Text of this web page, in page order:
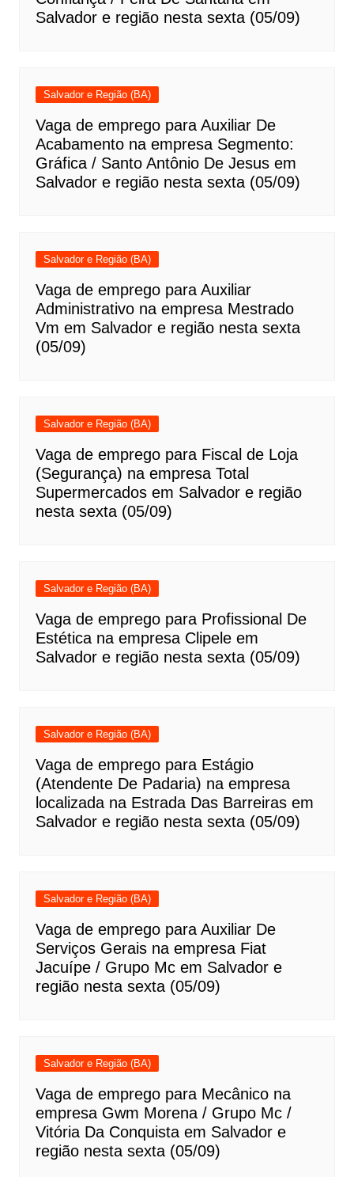
Salvador e região nesta sexta (05/09)
Salvador e Região (BA)
Vaga de emprego para Auxiliar De
Acabamento na empresa Segmento:
Gráfica / Santo Antônio De Jesus em
Salvador e região nesta sexta (05/09)
Salvador e Região (BA)
Vaga de emprego para Auxiliar
Administrativo na empresa Mestrado
Vm em Salvador e região nesta sexta
(05/09)
Salvador e Região (BA)
Vaga de emprego para Fiscal de Loja
(Segurança) na empresa Total
Supermercados em Salvador e região
nesta sexta (05/09)
Salvador e Região (BA)
Vaga de emprego para Profissional De
Estética na empresa Clipele em
Salvador e região nesta sexta (05/09)
Salvador e Região (BA)
Vaga de emprego para Estágio
(Atendente De Padaria) na empresa
localizada na Estrada Das Barreiras em
Salvador e região nesta sexta (05/09)
Salvador e Região (BA)
Vaga de emprego para Auxiliar De
Serviços Gerais na empresa Fiat
Jacuípe / Grupo Mc em Salvador e
região nesta sexta (05/09)
Salvador e Região (BA)
Vaga de emprego para Mecânico na
empresa Gwm Morena / Grupo Mc /
Vitória Da Conquista em Salvador e
região nesta sexta (05/09)